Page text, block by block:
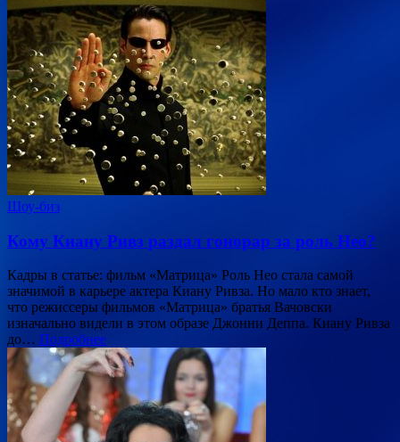
Шоу-биз
Кому Киану Ривз раздал гонорар за роль Нео?
Кадры в статье: фильм «Матрица» Роль Нео стала самой
значимой в карьере актера Киану Ривза. Но мало кто знает,
что режиссеры фильмов «Матрица» братья Вачовски
изначально видели в этом образе Джонни Деппа. Киану Ривза
до… Подробнее